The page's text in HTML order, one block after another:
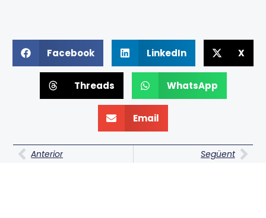
Facebook LinkedIn X
Threads WhatsApp
Email
Prev
Anterior Següent